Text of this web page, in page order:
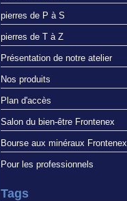
pierres de P à S
pierres de T à Z
Présentation de notre atelier
Nos produits
Plan d'accès
Salon du bien-être Frontenex
Bourse aux minéraux Frontenex
Pour les professionnels
Tags